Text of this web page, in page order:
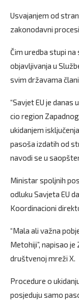
Usvajanjem od
zakonodavni
Čim uredba stupi
objavljivanja u
svim državama
“Savjet EU je
cio region
ukidanjem
pasoša izdatih od
navodi se u
Ministar spoljnih
odluku Savjeta EU
Koordinacioni
“Mala ali važna
Metohiji”, napisao
društvenoj mreži X.
Procedure o
posjeduju samo